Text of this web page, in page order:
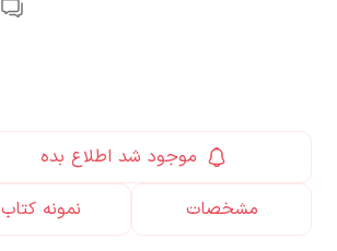
موجود شد اطلاع بده
مشخصات
نمونه کتاب